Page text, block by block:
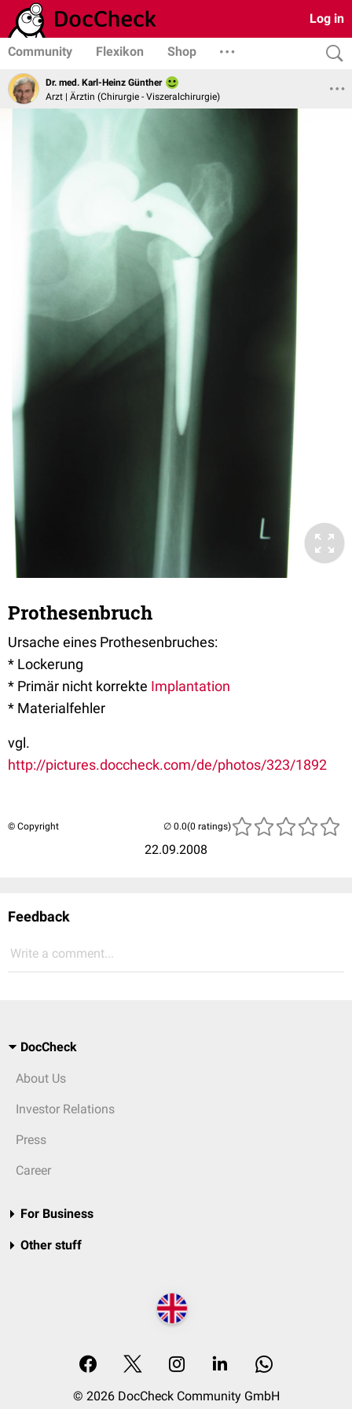
Log in
Community Flexikon Shop
Dr. med. Karl-Heinz Günther
Arzt | Ärztin (Chirurgie - Viszeralchirurgie)
Prothesenbruch
Ursache eines Prothesenbruches:
* Lockerung
* Primär nicht korrekte Implantation
* Materialfehler
vgl.
http://pictures.doccheck.com/de/photos/323/1892
© Copyright
22.09.2008
(0 ratings)
Feedback
Write a comment...
DocCheck
About Us
Investor Relations
Press
Career
For Business
Other stuff
© 2026 DocCheck Community GmbH